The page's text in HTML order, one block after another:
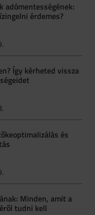
érdemes?
Így kérheted vissza
és
Minden, amit a
tudni kell